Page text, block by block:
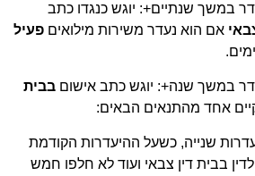
במשך שנתיים+: יוגש כנגדו כתב
אם הוא נעדר משירות מילואים פעיל
במשך שנה+: יוגש כתב אישום בבית
אחד מהתנאים הבאים:
שנייה, כשעל ההיעדרות הקודמת
בבית דין צבאי ועוד לא חלפו חמש